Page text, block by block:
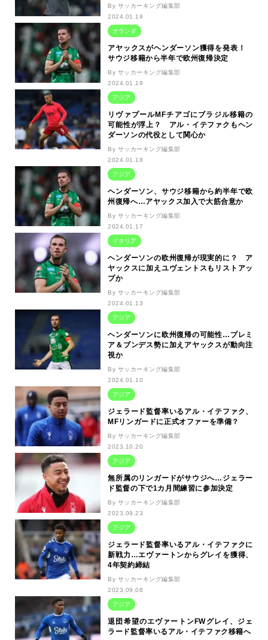
By サッカーキング編集部
2024.01.19
オランダ
アヤックスがヘンダーソン獲得を発表！
サウジ移籍から半年で欧州復帰決定
By サッカーキング編集部
2024.01.19
アジア
リヴァプールMFチアゴにブラジル移籍の
可能性が浮上？ アル・イテファクもヘン
ダーソンの代役として関心か
By サッカーキング編集部
2024.01.18
アジア
ヘンダーソン、サウジ移籍から約半年で欧
州復帰へ…アヤックス加入で大筋合意か
By サッカーキング編集部
2024.01.17
イタリア
ヘンダーソンの欧州復帰が現実的に？ ア
ヤックスに加えユヴェントスもリストアッ
プか
By サッカーキング編集部
2024.01.13
アジア
ヘンダーソンに欧州復帰の可能性…プレミ
ア＆ブンデス勢に加えアヤックスが動向注
視か
By サッカーキング編集部
2024.01.10
アジア
ジェラード監督率いるアル・イテファク、
MFリンガードに正式オファーを準備？
By サッカーキング編集部
2023.10.20
アジア
無所属のリンガードがサウジへ…ジェラー
ド監督の下で1カ月間練習に参加決定
By サッカーキング編集部
2023.09.23
アジア
ジェラード監督率いるアル・イテファクに
新戦力…エヴァートンからグレイを獲得、
4年契約締結
By サッカーキング編集部
2023.09.08
アジア
退団希望のエヴァートンFWグレイ、ジェ
ラード監督率いるアル・イテファク移籍へ